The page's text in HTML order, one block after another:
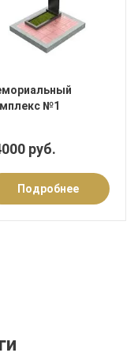
№1
руб.
Подробнее